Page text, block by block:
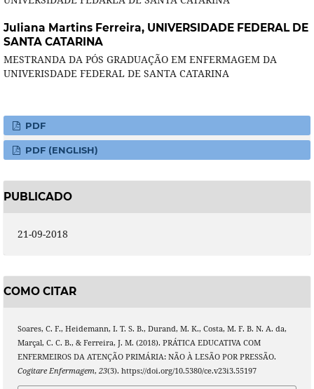
Juliana Martins Ferreira, UNIVERSIDADE FEDERAL DE
SANTA CATARINA
MESTRANDA DA PÓS GRADUAÇÃO EM ENFERMAGEM DA
UNIVERISDADE FEDERAL DE SANTA CATARINA
PDF
PDF (ENGLISH)
PUBLICADO
21-09-2018
COMO CITAR
Soares, C. F., Heidemann, I. T. S. B., Durand, M. K., Costa, M. F. B. N. A. da,
Marçal, C. C. B., & Ferreira, J. M. (2018). PRÁTICA EDUCATIVA COM
ENFERMEIROS DA ATENÇÃO PRIMÁRIA: NÃO À LESÃO POR PRESSÃO.
Cogitare Enfermagem, 23(3). https://doi.org/10.5380/ce.v23i3.55197